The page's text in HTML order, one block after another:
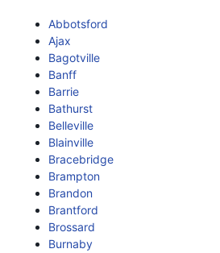
Abbotsford
Ajax
Bagotville
Banff
Barrie
Bathurst
Belleville
Blainville
Bracebridge
Brampton
Brandon
Brantford
Brossard
Burnaby